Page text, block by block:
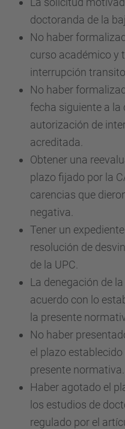
doctoranda de la
No haber
curso académico y
interrupción
No haber
fecha siguiente a la
autorización de
acreditada.
Obtener una
plazo fijado por la
carencias que
negativa.
Tener un
resolución de
de la UPC.
La denegación de
acuerdo con lo
la presente
No haber
el plazo
presente normativa.
Haber agotado el
los estudios de
regulado por el